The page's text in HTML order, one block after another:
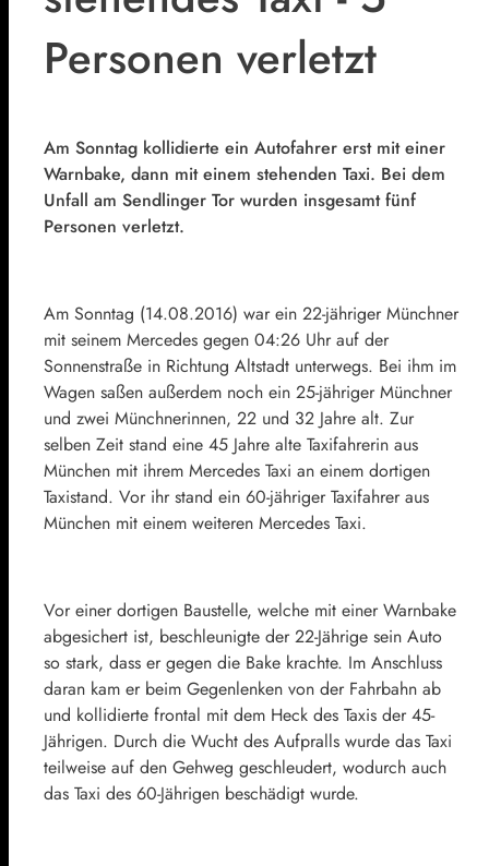
Personen verletzt
Am Sonntag kollidierte ein Autofahrer erst mit einer
Warnbake, dann mit einem stehenden Taxi. Bei dem
Unfall am Sendlinger Tor wurden insgesamt fünf
Personen verletzt.
Am Sonntag (14.08.2016) war ein 22-jähriger Münchner
mit seinem Mercedes gegen 04:26 Uhr auf der
Sonnenstraße in Richtung Altstadt unterwegs. Bei ihm im
Wagen saßen außerdem noch ein 25-jähriger Münchner
und zwei Münchnerinnen, 22 und 32 Jahre alt. Zur
selben Zeit stand eine 45 Jahre alte Taxifahrerin aus
München mit ihrem Mercedes Taxi an einem dortigen
Taxistand. Vor ihr stand ein 60-jähriger Taxifahrer aus
München mit einem weiteren Mercedes Taxi.
Vor einer dortigen Baustelle, welche mit einer Warnbake
abgesichert ist, beschleunigte der 22-Jährige sein Auto
so stark, dass er gegen die Bake krachte. Im Anschluss
daran kam er beim Gegenlenken von der Fahrbahn ab
und kollidierte frontal mit dem Heck des Taxis der 45-
Jährigen. Durch die Wucht des Aufpralls wurde das Taxi
teilweise auf den Gehweg geschleudert, wodurch auch
das Taxi des 60-Jährigen beschädigt wurde.